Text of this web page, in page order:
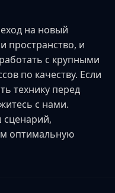
на новый
пространство, и
с крупными
по качеству. Если
технику перед
с нами.
оптимальную